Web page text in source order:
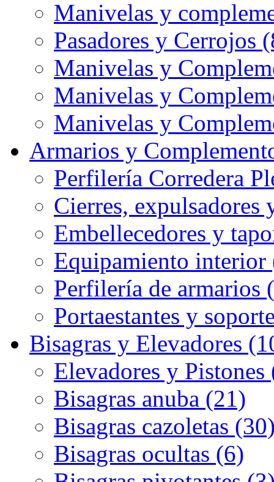
Manivelas y
Pasadores y Cerrojos
Manivelas y
Manivelas y
Manivelas y
Armarios y
Perfilería Corredera
Cierres, expulsadores
Embellecedores y
Equipamiento interior
Perfilería de armarios
Portaestantes y
Bisagras y Elevadores
Elevadores y Pistones
Bisagras anuba (21)
Bisagras cazoletas
Bisagras ocultas (6)